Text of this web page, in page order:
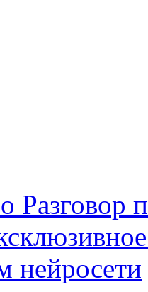
о Разговор
нейросети